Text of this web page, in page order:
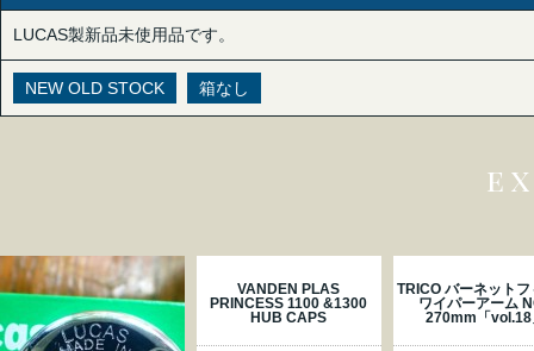
LUCAS製新品未使用品です。
NEW OLD STOCK 箱なし
VANDEN PLAS
PRINCESS 1100 &1300
HUB CAPS
TRICO バーネット
ワイパーアーム
270mm「vol.18